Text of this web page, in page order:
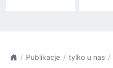
Publikacje tylko u nas